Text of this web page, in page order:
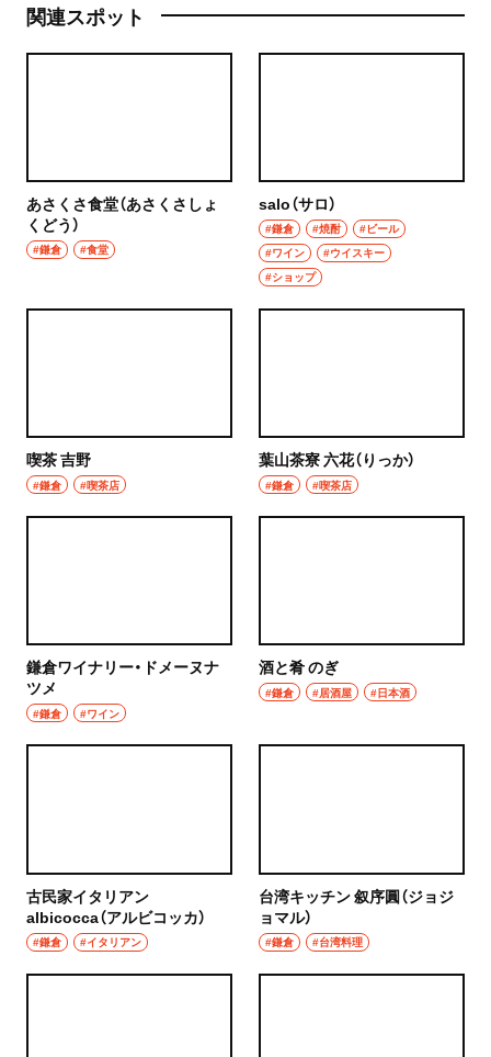
関連スポット
あさくさ食堂（あさくさしょ
くどう）
#鎌倉 #食堂
salo（サロ）
#鎌倉 #焼酎
#ビール
#ワイン
#ウイスキー
#ショップ
喫茶 吉野
#鎌倉 #喫茶店
葉山茶寮 六花（りっか）
#鎌倉 #喫茶店
鎌倉ワイナリー・ドメーヌナ
ツメ
#鎌倉 #ワイン
酒と肴 のぎ
#鎌倉 #居酒屋 #日本酒
古民家イタリアン
albicocca（アルビコッカ）
#鎌倉 #イタリアン
台湾キッチン 叙序圓（ジョジ
ョマル）
#鎌倉 #台湾料理